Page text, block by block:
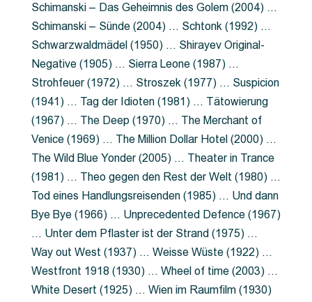
Schimanski – Das Geheimnis des Golem (2004) …
Schimanski – Sünde (2004) … Schtonk (1992) …
Schwarzwaldmädel (1950) … Shirayev Original-
Negative (1905) … Sierra Leone (1987) …
Strohfeuer (1972) … Stroszek (1977) … Suspicion
(1941) … Tag der Idioten (1981) … Tätowierung
(1967) … The Deep (1970) … The Merchant of
Venice (1969) … The Million Dollar Hotel (2000) …
The Wild Blue Yonder (2005) … Theater in Trance
(1981) … Theo gegen den Rest der Welt (1980) …
Tod eines Handlungsreisenden (1985) … Und dann
Bye Bye (1966) … Unprecedented Defence (1967)
… Unter dem Pflaster ist der Strand (1975) …
Way out West (1937) … Weisse Wüste (1922) …
Westfront 1918 (1930) … Wheel of time (2003) …
White Desert (1925) … Wien im Raumfilm (1930)